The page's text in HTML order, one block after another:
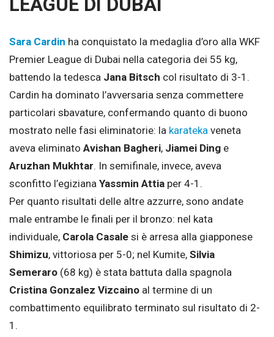
LEAGUE DI DUBAI
Sara Cardin ha conquistato la medaglia d’oro alla WKF
Premier League di Dubai nella categoria dei 55 kg,
battendo la tedesca Jana Bitsch col risultato di 3-1.
Cardin ha dominato l’avversaria senza commettere
particolari sbavature, confermando quanto di buono
mostrato nelle fasi eliminatorie: la karateka veneta
aveva eliminato Avishan Bagheri, Jiamei Ding e
Aruzhan Mukhtar. In semifinale, invece, aveva
sconfitto l’egiziana Yassmin Attia per 4-1.
Per quanto risultati delle altre azzurre, sono andate
male entrambe le finali per il bronzo: nel kata
individuale, Carola Casale si è arresa alla giapponese
Shimizu, vittoriosa per 5-0; nel Kumite, Silvia
Semeraro (68 kg) è stata battuta dalla spagnola
Cristina Gonzalez Vizcaino al termine di un
combattimento equilibrato terminato sul risultato di 2-
1.